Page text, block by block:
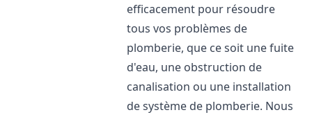
efficacement pour résoudre
tous vos problèmes de
plomberie, que ce soit une fuite
d'eau, une obstruction de
canalisation ou une installation
de système de plomberie. Nous